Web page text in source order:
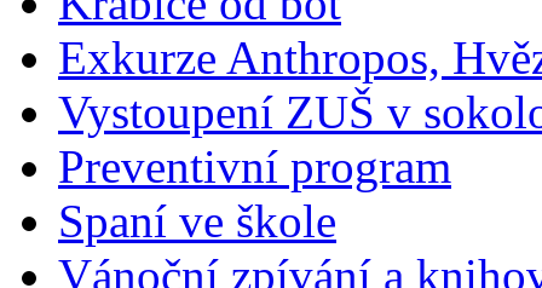
Exkurze Anthropos,
Vystoupení ZUŠ v
Preventivní program
Spaní ve škole
Vánoční zpívání a